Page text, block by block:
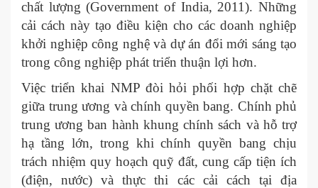
chất lượng (Government of India, 2011). Những
cải cách này tạo điều kiện cho các doanh nghiệp
khởi nghiệp công nghệ và dự án đổi mới sáng tạo
trong công nghiệp phát triển thuận lợi hơn.
Việc triển khai NMP đòi hỏi phối hợp chặt chẽ
giữa trung ương và chính quyền bang. Chính phủ
trung ương ban hành khung chính sách và hỗ trợ
hạ tầng lớn, trong khi chính quyền bang chịu
trách nhiệm quy hoạch quỹ đất, cung cấp tiện ích
(điện, nước) và thực thi các cải cách tại địa